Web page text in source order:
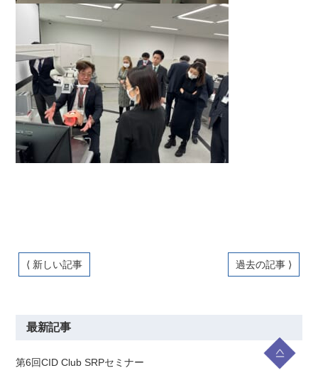
⟨ 新しい記事 過去の記事 ⟩
最新記事
第6回CID Club SRPセミナー